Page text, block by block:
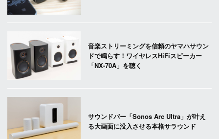
音楽ストリーミングを信頼のヤマハサウン
ドで鳴らす！ワイヤレスHiFiスピーカー
「NX-70A」を聴く
サウンドバー「Sonos Arc Ultra」が叶え
る大画面に没入させる本格サラウンド